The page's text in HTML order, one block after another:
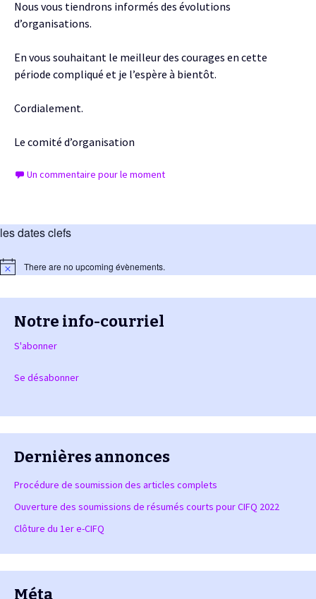
Nous vous tiendrons informés des évolutions
d’organisations.
En vous souhaitant le meilleur des courages en cette
période compliqué et je l’espère à bientôt.
Cordialement.
Le comité d’organisation
Un commentaire pour le moment
les dates clefs
There are no upcoming évènements.
Notre info-courriel
S'abonner
Se désabonner
Dernières annonces
Procédure de soumission des articles complets
Ouverture des soumissions de résumés courts pour CIFQ 2022
Clôture du 1er e-CIFQ
Méta